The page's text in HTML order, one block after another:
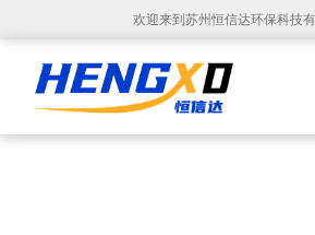
欢迎来到苏州恒信达环保科技